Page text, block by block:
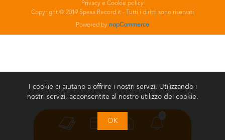
Privacy e Cookie policy
Copyright © 2019 Spesa Record.it - Tutti i diritti sono riservati
Powered by nopCommerce
I cookie ci aiutano a offrire i nostri servizi. Utilizzando i
nostri servizi, acconsentite al nostro utilizzo dei cookie.
OK